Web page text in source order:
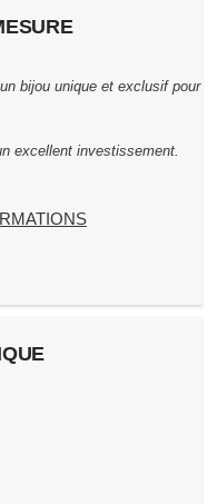
bijou unique et exclusif pour
excellent investissement.